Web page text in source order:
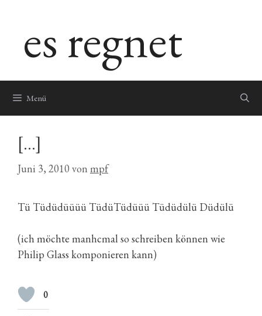
springenes regnet
Menü
[…]
Juni 3, 2010 von mpf
Tü Tüdüdüüüü TüdüTüdüüü Tüdüdülü Düdülü
(ich möchte manhcmal so schreiben können wie
Philip Glass komponieren kann)
0